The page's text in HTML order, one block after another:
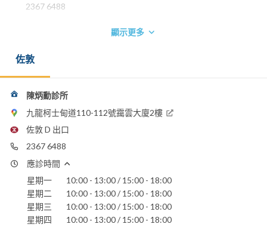
2367 6488
顯示更多
佐敦
陳炳勳診所
九龍柯士甸道110-112號靄雲大廈2樓
佐敦 D 出口
2367 6488
應診時間
星期一
10:00 - 13:00 / 15:00 - 18:00
星期二
10:00 - 13:00 / 15:00 - 18:00
星期三
10:00 - 13:00 / 15:00 - 18:00
星期四
10:00 - 13:00 / 15:00 - 18:00